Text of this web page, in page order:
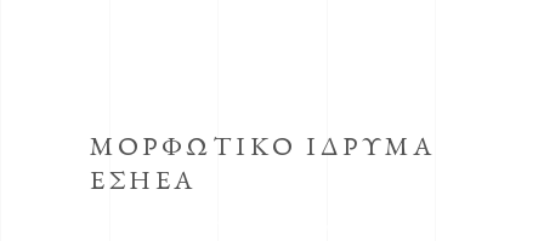
ΜΟΡΦΩΤΙΚΟ ΙΔΡΥΜΑ
ΕΣΗΕΑ